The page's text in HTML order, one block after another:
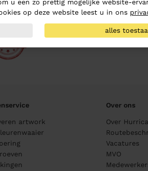
artwork
Over ons
Over
Vacatures
MVO
u een zo prettig mogelijke website-
op deze website leest u in ons
alles